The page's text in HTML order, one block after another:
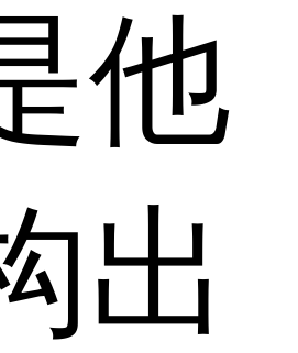
他
出